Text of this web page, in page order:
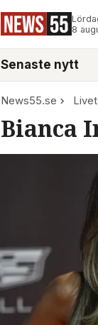
8
Senaste nytt
News55.se Livet
Bianca